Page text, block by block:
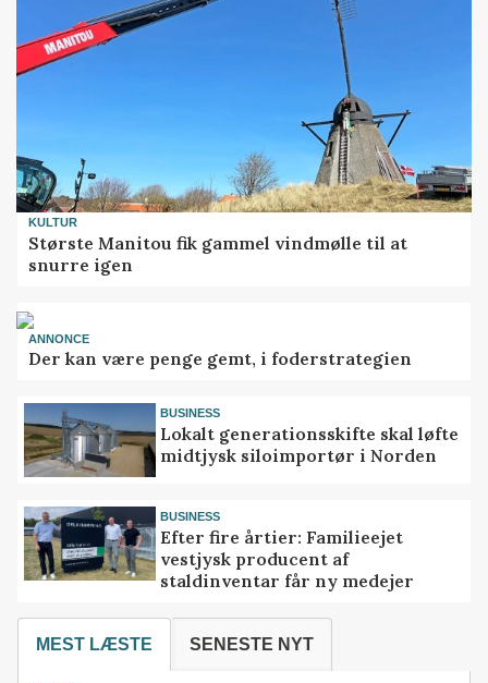
KULTUR
Største Manitou fik gammel vindmølle til at
snurre igen
ANNONCE
Der kan være penge gemt, i foderstrategien
BUSINESS
Lokalt generationsskifte skal løfte
midtjysk siloimportør i Norden
BUSINESS
Efter fire årtier: Familieejet
vestjysk producent af
staldinventar får ny medejer
MEST LÆSTE SENESTE NYT